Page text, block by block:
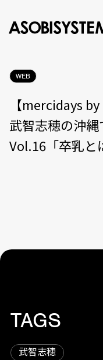
WEB
【mercidays
武智志穂の沖
Vol.16「卒乳と
TAGS
武智志穂